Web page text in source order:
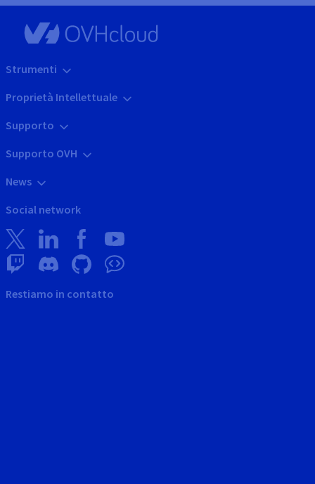
Strumenti
Proprietà Intellettuale
Supporto
Supporto OVH
News
Social network
Restiamo in contatto